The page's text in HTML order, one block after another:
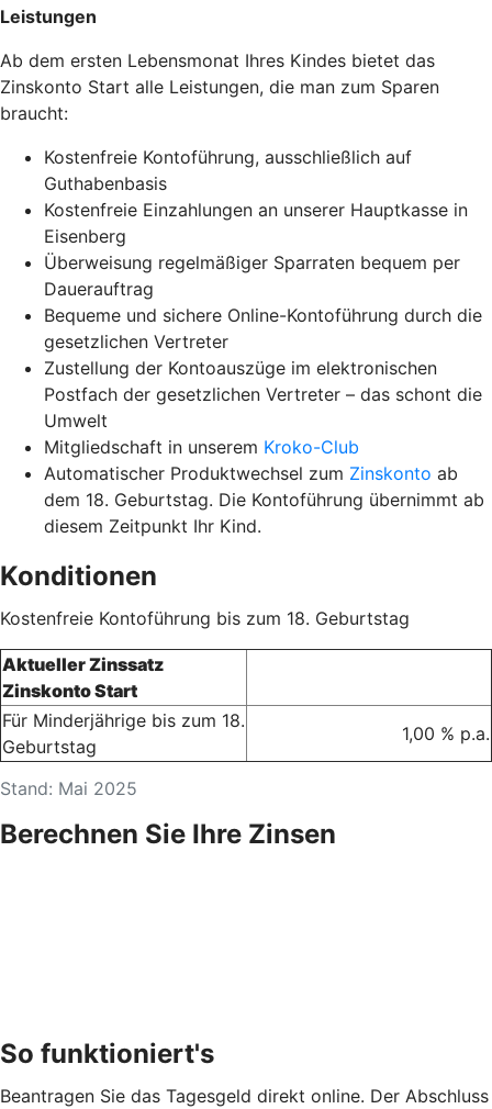
Leistungen
Ab dem ersten Lebensmonat Ihres Kindes bietet das
Zinskonto Start alle Leistungen, die man zum Sparen
braucht:
Kostenfreie Kontoführung, ausschließlich auf
Guthabenbasis
Kostenfreie Einzahlungen an unserer Hauptkasse in
Eisenberg
Überweisung regelmäßiger Sparraten bequem per
Dauerauftrag
Bequeme und sichere Online-Kontoführung durch die
gesetzlichen Vertreter
Zustellung der Kontoauszüge im elektronischen
Postfach der gesetzlichen Vertreter – das schont die
Umwelt
Mitgliedschaft in unserem Kroko-Club
Automatischer Produktwechsel zum Zinskonto ab
dem 18. Geburtstag. Die Kontoführung übernimmt ab
diesem Zeitpunkt Ihr Kind.
Konditionen
Kostenfreie Kontoführung bis zum 18. Geburtstag
Stand: Mai 2025
Aktueller Zinssatz
Zinskonto Start
Für Minderjährige bis zum 18.
Geburtstag
1,00 % p.a.
Berechnen Sie Ihre Zinsen
So funktioniert's
Beantragen Sie das Tagesgeld direkt online. Der Abschluss